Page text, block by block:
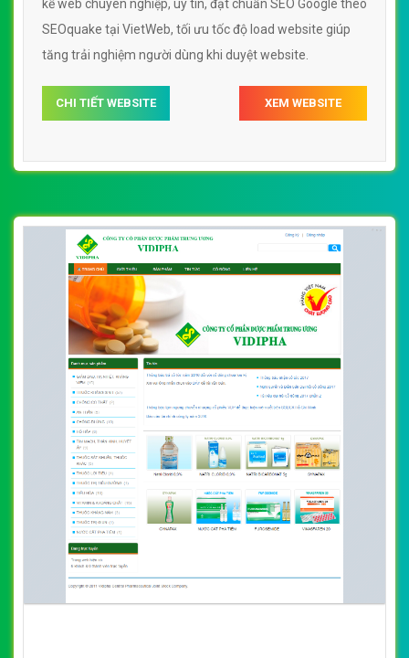
kế web chuyên nghiệp, uy tín, đạt chuẩn SEO Google theo
SEOquake tại VietWeb, tối ưu tốc độ load website giúp
tăng trải nghiệm người dùng khi duyệt website.
CHI TIẾT WEBSITE XEM WEBSITE